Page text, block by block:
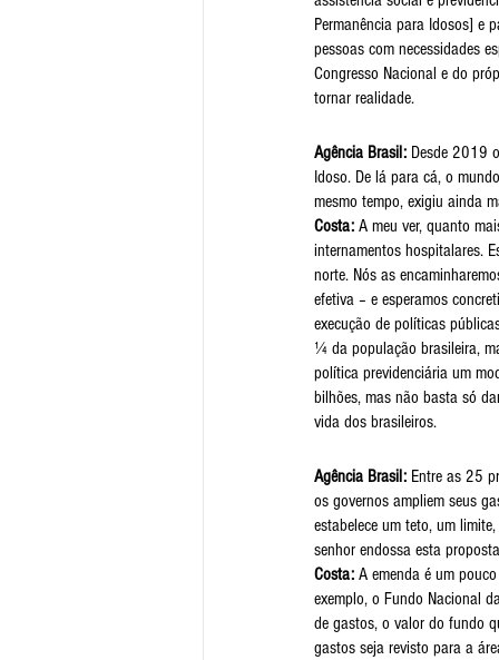
Permanência para Idosos] e
pessoas com necessidades
Congresso Nacional e do
tornar realidade.
Agência Brasil: Desde 2019
Idoso. De lá para cá, o
mesmo tempo, exigiu ainda
Costa: A meu ver, quanto
internamentos hospitalares.
norte. Nós as
efetiva – e esperamos
execução de políticas
¼ da população brasileira,
política previdenciária um
bilhões, mas não basta só
vida dos brasileiros.
Agência Brasil: Entre as 25
os governos ampliem seus
estabelece um teto, um
senhor endossa esta
Costa: A emenda é um
exemplo, o Fundo Nacional
de gastos, o valor do fundo
gastos seja revisto para a